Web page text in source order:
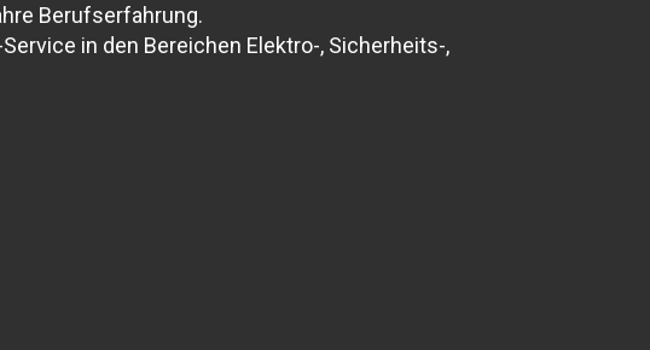
Berufserfahrung.
in den Bereichen Elektro-, Sicherheits-,